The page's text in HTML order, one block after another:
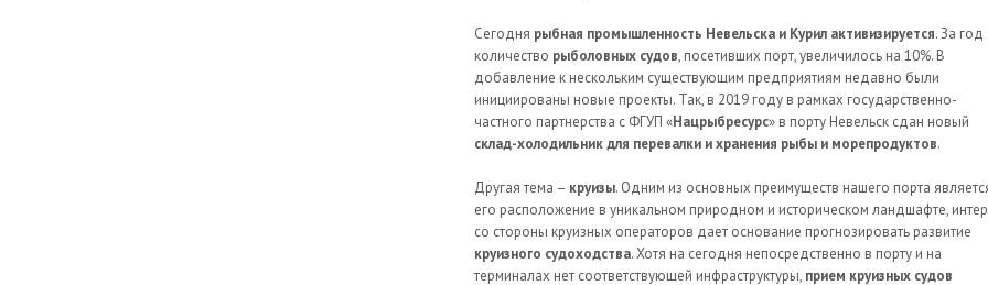
Сегодня рыбная промышленность Невельска и Курил активизируется. За год
количество рыболовных судов, посетивших порт, увеличилось на 10%. В
добавление к нескольким существующим предприятиям недавно были
инициированы новые проекты. Так, в 2019 году в рамках государственно-
частного партнерства с ФГУП «Нацрыбресурс» в порту Невельск сдан новый
склад-холодильник для перевалки и хранения рыбы и морепродуктов.
Другая тема – круизы. Одним из основных преимуществ нашего порта
его расположение в уникальном природном и историческом ландшафте,
со стороны круизных операторов дает основание прогнозировать развитие
круизного судоходства. Хотя на сегодня непосредственно в порту и на
терминалах нет соответствующей инфраструктуры, прием круизных судов